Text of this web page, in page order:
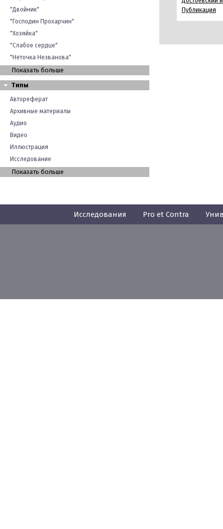
"Двойник"
"Господин Прохарчин"
"Хозяйка"
"Слабое сердце"
"Неточка Незванова"
Показать больше
Типы
Автореферат
Архивные материалы
Аудио
Видео
Иллюстрация
Исследование
Показать больше
Публикация
Исследования Pro et Contra